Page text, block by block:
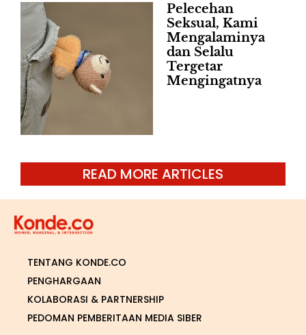
Pelecehan
Seksual, Kami
Mengalaminya
dan Selalu
Tergetar
Mengingatnya
READ MORE ARTICLES
TENTANG KONDE.CO
PENGHARGAAN
KOLABORASI & PARTNERSHIP
PEDOMAN PEMBERITAAN MEDIA SIBER